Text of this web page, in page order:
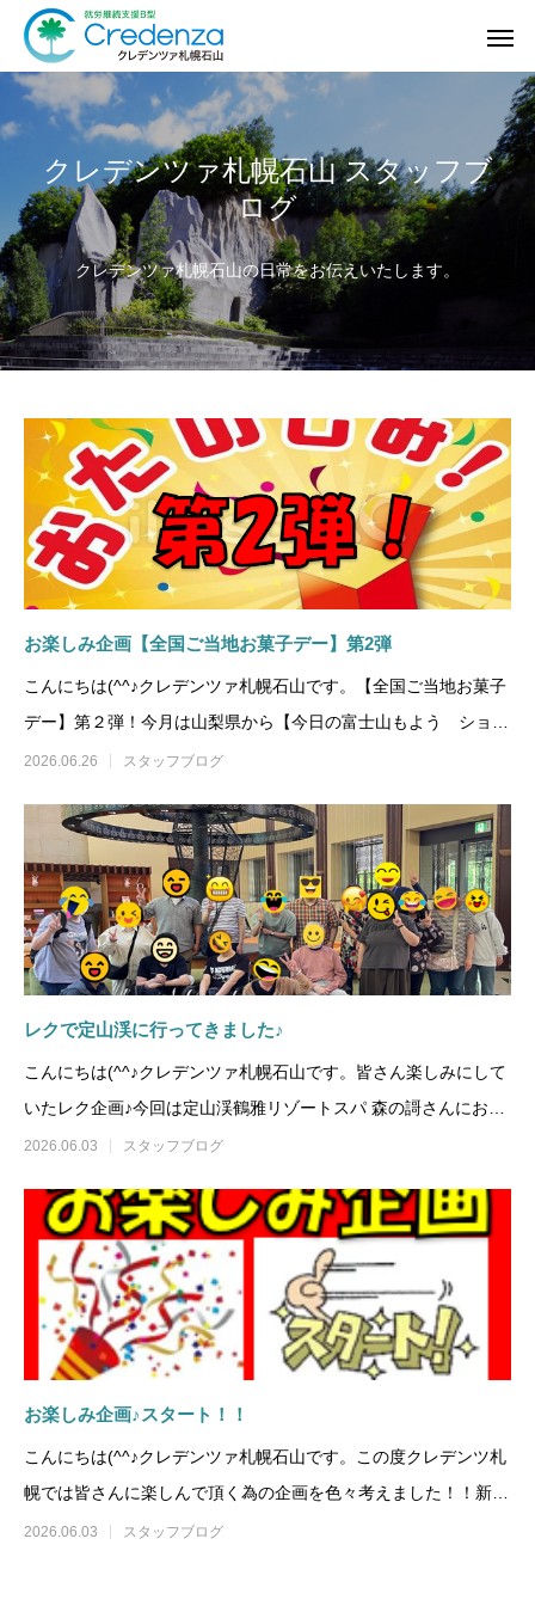
クレデンツァ札幌石山 スタッフブ
ログ
クレデンツァ札幌石山の日常をお伝えいたします。
お楽しみ企画【全国ご当地お菓子デー】第2弾
こんにちは(^^♪クレデンツァ札幌石山です。【全国ご当地お菓子
デー】第２弾！今月は山梨県から【今日の富士山もよう ショコ
ラサンドクッキー】
2026.06.26 スタッフブログ
レクで定山渓に行ってきました♪
こんにちは(^^♪クレデンツァ札幌石山です。皆さん楽しみにして
いたレク企画♪今回は定山渓鶴雅リゾートスパ 森の謌さんにお邪
魔し、ランチバイ
2026.06.03 スタッフブログ
お楽しみ企画♪スタート！！
こんにちは(^^♪クレデンツァ札幌石山です。この度クレデンツ札
幌では皆さんに楽しんで頂く為の企画を色々考えました！！新た
にスタートする企画
2026.06.03 スタッフブログ